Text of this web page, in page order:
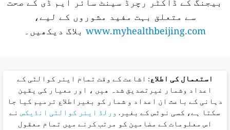
سے متعلق بہت مفید مشوروں کے لیے،
www.myhealthbeijing.comبلاگ دیکھیں۔
استعمال کی اطلاع: اشاعت کے وقت تمام ایئر کوالٹی کے
اعداد وشمار غیرتصدیق شدہ ھیں ، اور معیار کی یقین
دہانی کے باعث ان اعداد و شمار کو بغیراطلاع ترمیم کیا جا
سکتا ہے، کسی نوٹس کے بغیر.ورلڈ ایئر کوالٹی انڈیکسنے
اس معلومات کے مضامین کو مرتب کرنے میں تمام معقول